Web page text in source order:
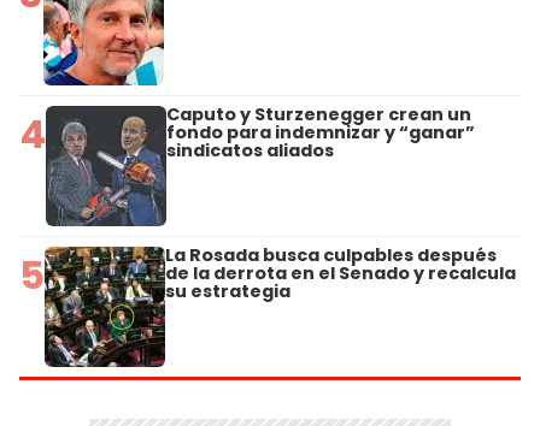
4 Caputo y Sturzenegger crean un
fondo para indemnizar y “ganar”
sindicatos aliados
5 La Rosada busca culpables después
de la derrota en el Senado y recalcula
su estrategia